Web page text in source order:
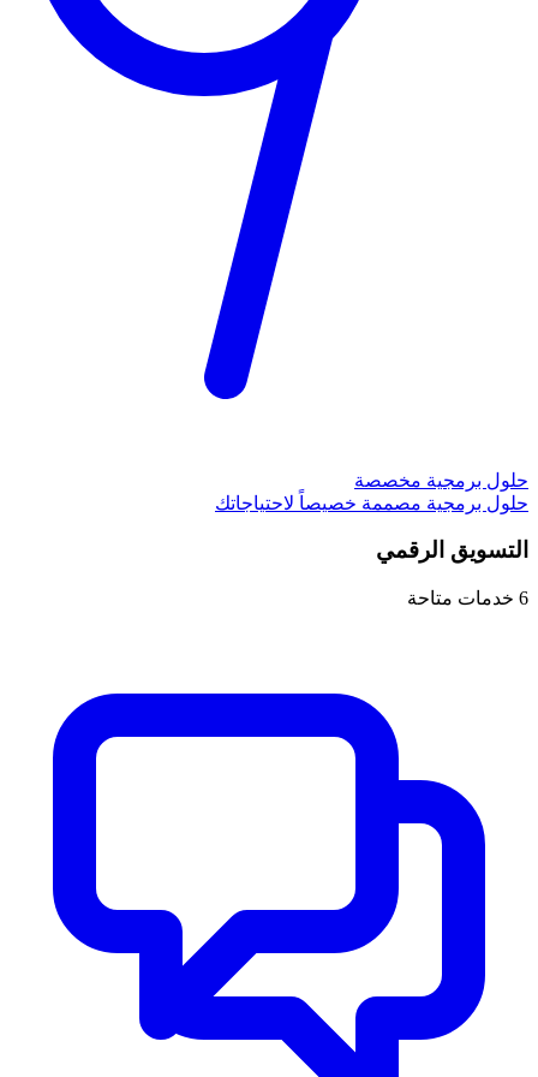
حلول برمجية مخصصة
حلول برمجية مصممة خصيصاً لاحتياجاتك
التسويق الرقمي
6 خدمات متاحة